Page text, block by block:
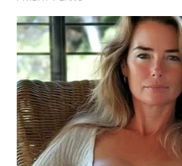
BOGOR
WN
DEPOK
WN
TAPANULI
UTARA
WN